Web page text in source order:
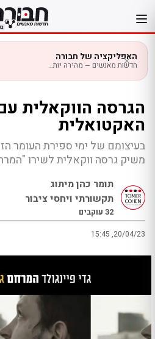
לתוכן
האפליקציה של חבורה
חדשות מאנשים — מהירה יותר בנייד
הגרסה הווקאלית
האקטואלית
בעיצומם של ימי ספירת העומר
משיק גרסה ווקאלית לשירו
תומר כהן מיתוג
תקשורתי ויחסי ציבור
32 עוקבים
15:45 ,20/04/23